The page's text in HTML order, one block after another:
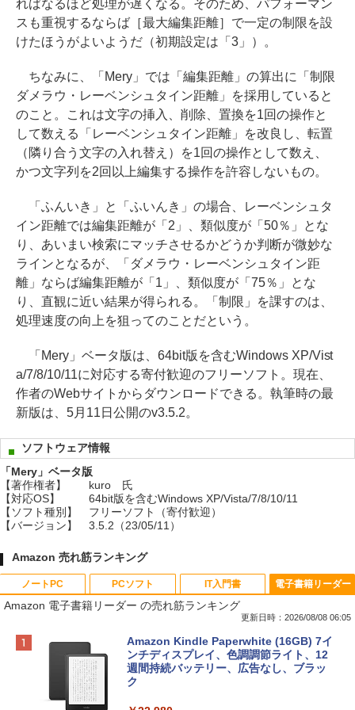
ればなるほど処理が遅くなる。そのため、パフォーマン
スも重視するならば［最大編集距離］で一定の制限を設
けたほうがよいようだ（初期設定は「3」）。
ちなみに、「Mery」では「編集距離」の算出に「制限
ダメラウ・レーベンシュタイン距離」を採用していると
のこと。これは文字の挿入、削除、置換を1回の操作と
して数える「レーベンシュタイン距離」を改良し、転置
（隣り合う文字の入れ替え）を1回の操作として数え、
かつ文字列を2回以上編集する操作を許容しないもの。
「ふんいき」と「ふいんき」の場合、レーベンシュタ
イン距離では編集距離が「2」、類似度が「50％」とな
り、あいまい検索にマッチさせるかどうか判断が微妙な
ラインとなるが、「ダメラウ・レーベンシュタイン距
離」ならば編集距離が「1」、類似度が「75％」とな
り、直観に近い結果が得られる。「制限」を課すのは、
処理速度の向上を狙ってのことだという。
「Mery」ベータ版は、64bit版を含むWindows XP/Vist
a/7/8/10/11に対応する寄付歓迎のフリーソフト。現在、
作者のWebサイトからダウンロードできる。執筆時の最
新版は、5月11日公開のv3.5.2。
ソフトウェア情報
「Mery」ベータ版
【著作権者】
kuro 氏
【対応OS】
64bit版を含むWindows XP/Vista/7/8/10/11
【ソフト種別】
フリーソフト（寄付歓迎）
【バージョン】
3.5.2（23/05/11）
Amazon 売れ筋ランキング
ノートPC
Apple 2026 MacBook Neo A18 Proチッ
プ搭載13インチノートブック：AIとAppl
e Intelligence、Liquid Retinaディスプ
レイ、8GBメモリ、512GB SSD、1080p
PCソフト
Robloxギフトカード - 800 Robux 【限
定バーチャルアイテムを含む】 【オンラ
インゲームコード】 ロブロックス | オン
ラインコード版
IT入門書
生成AIパスポート公式テキスト 第４版
￥1,766
電子書籍リーダー
Amazon 電子書籍リーダー の売れ筋ランキング
更新日時：2026/08/08 06:05
Amazon Kindle Paperwhite (16GB) 7イ
ンチディスプレイ、色調調節ライト、12
週間持続バッテリー、広告なし、ブラッ
ク